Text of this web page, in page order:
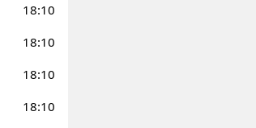
18:10
18:10
18:10
18:10